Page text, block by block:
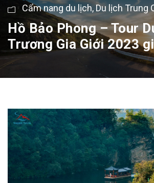
Cẩm nang du lịch,Du lịch Trung
Hồ Bảo Phong – Tour
Trương Gia Giới 2023